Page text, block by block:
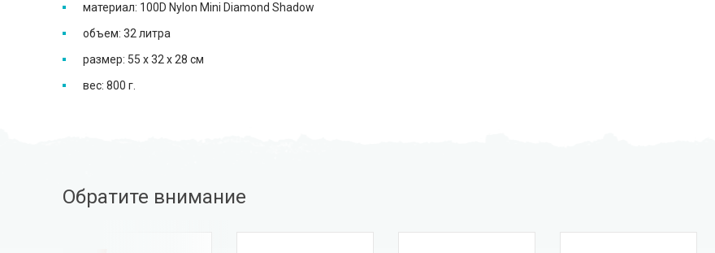
материал: 100D Nylon Mini Diamond Shadow
объем: 32 литра
размер: 55 x 32 x 28 см
вес: 800 г.
Обратите внимание